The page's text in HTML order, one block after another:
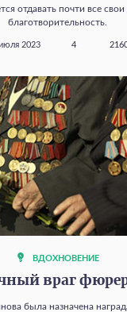
отдавать почти все свои
благотворительность.
2023 4
ВДОХНОВЕНИЕ
враг
была назначена